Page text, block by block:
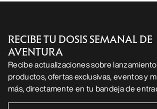
RECIBE TU DOSIS SEMANAL DE
AVENTURA
Recibe actualizaciones sobre
productos, ofertas exclusivas, eventos y
más, directamente en tu bandeja de